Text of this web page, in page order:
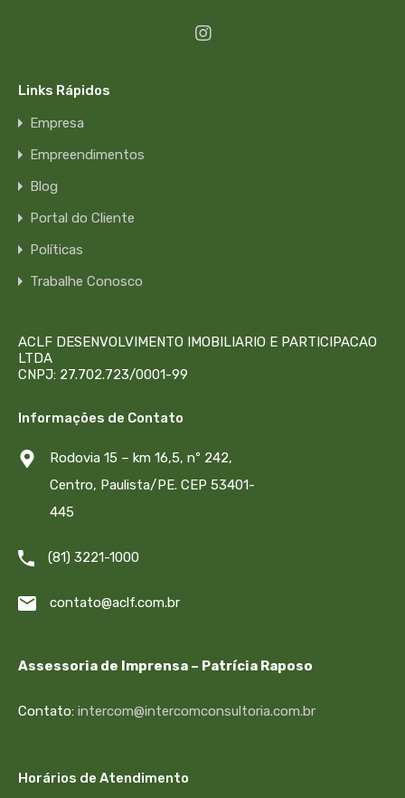
Links Rápidos
Empresa
Empreendimentos
Blog
Portal do Cliente
Políticas
Trabalhe Conosco
ACLF DESENVOLVIMENTO IMOBILIARIO E PARTICIPACAO
LTDA
CNPJ: 27.702.723/0001-99
Informações de Contato
Rodovia 15 – km 16,5, nº 242,
Centro, Paulista/PE. CEP 53401-
445
(81) 3221-1000
contato@aclf.com.br
Assessoria de Imprensa – Patrícia Raposo
Contato: intercom@intercomconsultoria.com.br
Horários de Atendimento